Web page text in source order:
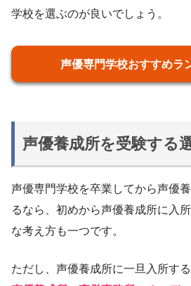
学校を選ぶのが良いでしょう。
声優専門学校おすすめラ
声優養成所を受験する
声優専門学校を卒業してから声優
るなら、初めから声優養成所に入
な考え方も一つです。
ただし、声優養成所に一旦入所する